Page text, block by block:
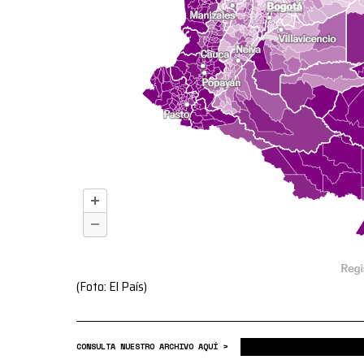
(Foto: El País)
CONSULTA NUESTRO ARCHIVO AQUÍ >